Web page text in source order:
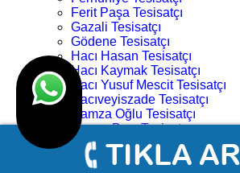
Ferit Paşa Tesisatçı
Gazali Tesisatçı
Gödene Tesisatçı
Hacı Hasan Tesisatçı
Hacı Kaymak Tesisatçı
Hacı Yusuf Mescit Tesisatçı
Hacıveyiszade Tesisatçı
Hamza Oğlu Tesisatçı
Hanay Başı Tesisatçı
Harmancık Tesisatçı
Hocacihan Tesisatçı